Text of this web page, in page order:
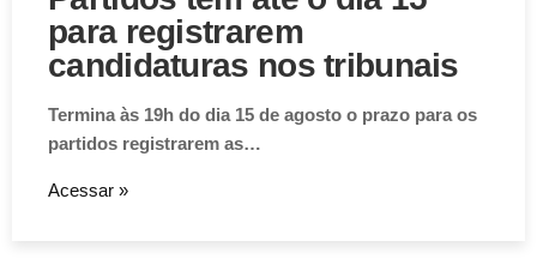
para registrarem
candidaturas nos tribunais
Termina às 19h do dia 15 de agosto o prazo para os
partidos registrarem as…
Acessar »